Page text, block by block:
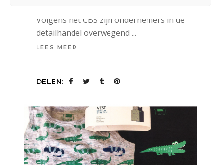
Volgens het CBS zijn ondernemers in de
detailhandel overwegend
LEES MEER
DELEN: